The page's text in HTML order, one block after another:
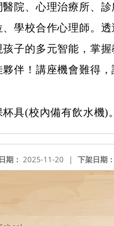
院、心理治療所、診
學校合作心理師。透
子的多元智能，掌握
伴！講座機會難得，
具(校內備有飲水機)。
下架日期：
期： 2025-11-20 |